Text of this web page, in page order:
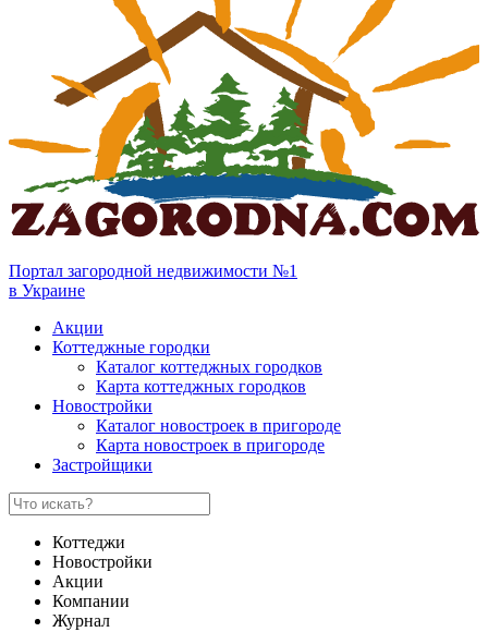
Портал загородной недвижимости №1
в Украине
Акции
Коттеджные городки
Каталог коттеджных городков
Карта коттеджных городков
Новостройки
Каталог новостроек в пригороде
Карта новостроек в пригороде
Застройщики
Коттеджи
Новостройки
Акции
Компании
Журнал